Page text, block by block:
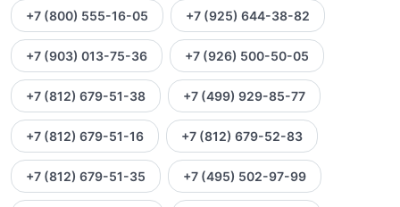
+7 (800) 555-16-05 +7 (925) 644-38-82
+7 (903) 013-75-36 +7 (926) 500-50-05
+7 (812) 679-51-38 +7 (499) 929-85-77
+7 (812) 679-51-16 +7 (812) 679-52-83
+7 (812) 679-51-35 +7 (495) 502-97-99